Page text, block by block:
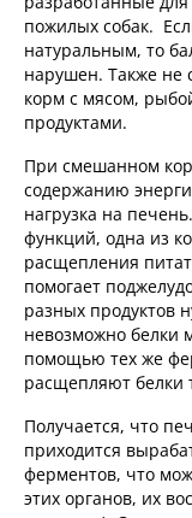
пожилых собак.
натуральным, то
нарушен. Также не
корм с мясом,
продуктами.
При смешанном
содержанию
нагрузка на
функций, одна из
расщепления
помогает
разных продуктов
невозможно белки
помощью тех же
расщепляют белки
Получается, что
приходится
ферментов, что
этих органов, их